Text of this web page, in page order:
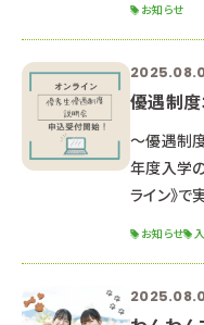
ンパス申
パス申し
が、ご了承
オー
お知らせ
優遇制度
～優遇制
年度入学
ライン》
説明会内
お知らせ